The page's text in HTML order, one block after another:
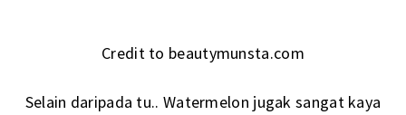
Credit to beautymunsta.com
Selain daripada tu.. Watermelon jugak sangat kaya